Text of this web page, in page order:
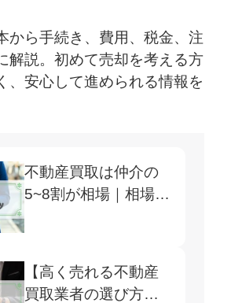
から手続き、費用、税金、注
解説。初めて売却を考える方
、安心して進められる情報を
不動産買取は仲介の
5~8割が相場｜相場の
調べ方や高く売るコ
ツまで紹介
【高く売れる不動産
買取業者の選び方】